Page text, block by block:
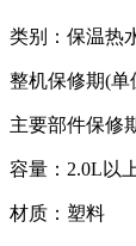
类别：保温热
整机保修期(单
主要部件保修
容量：2.0L以
材质：塑料